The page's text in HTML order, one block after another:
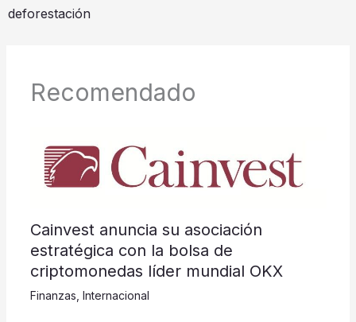
deforestación
Recomendado
Cainvest anuncia su asociación
estratégica con la bolsa de
criptomonedas líder mundial OKX
Finanzas Internacional